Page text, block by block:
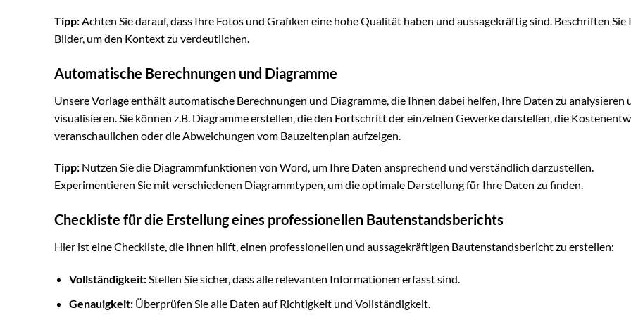
Tipp: Achten Sie darauf, dass Ihre Fotos und Grafiken eine hohe Qualität haben und aussagekräftig sind. Beschriften Sie
Bilder, um den Kontext zu verdeutlichen.
Automatische Berechnungen und Diagramme
Unsere Vorlage enthält automatische Berechnungen und Diagramme, die Ihnen dabei helfen, Ihre Daten zu analysieren
visualisieren. Sie können z.B. Diagramme erstellen, die den Fortschritt der einzelnen Gewerke darstellen, die
veranschaulichen oder die Abweichungen vom Bauzeitenplan aufzeigen.
Tipp: Nutzen Sie die Diagrammfunktionen von Word, um Ihre Daten ansprechend und verständlich darzustellen.
Experimentieren Sie mit verschiedenen Diagrammtypen, um die optimale Darstellung für Ihre Daten zu finden.
Checkliste für die Erstellung eines professionellen Bautenstandsberichts
Hier ist eine Checkliste, die Ihnen hilft, einen professionellen und aussagekräftigen Bautenstandsbericht zu erstellen:
Vollständigkeit:Stellen Sie sicher, dass alle relevanten Informationen erfasst sind.
Genauigkeit:Überprüfen Sie alle Daten auf Richtigkeit und Vollständigkeit.